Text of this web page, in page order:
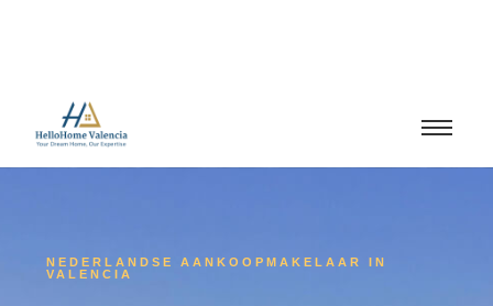
NEDERLANDSE AANKOOPMAKELAAR IN
VALENCIA